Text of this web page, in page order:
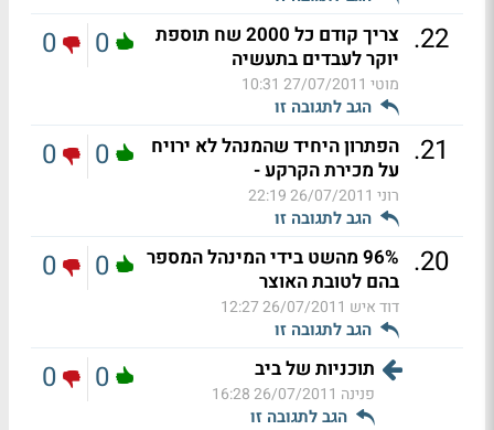
22
.
צריך קודם כל 2000 שח תוספת
יוקר לעבדים בתעשיה
מוטי 27/07/2011 10:31
הגב לתגובה זו
0
0
21
. הפתרון היחיד שהמנהל לא ירויח
על מכירת הקרקע -
רוני 26/07/2011 22:19
הגב לתגובה זו
0
0
20
.
96% מהשט בידי המינהל המספר
בהם לטובת האוצר
דוד איש 26/07/2011 12:27
הגב לתגובה זו
0
0
תוכניות של ביב
פנינה 26/07/2011 16:28
הגב לתגובה זו
0
0